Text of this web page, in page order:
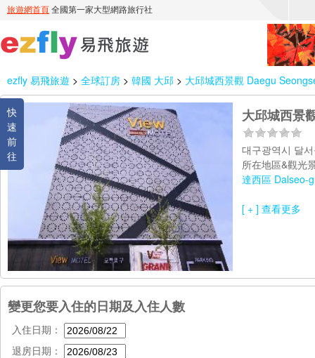
ezfly 易飛旅遊 > 全球訂房 > 韓國 大邱 > 大邱城西景觀 Daegu
快
速
前
往
大邱城西景
대구광역시 달
所在地區&觀光
達西區 Dalseo-
[ + ] 查看更多
變更您要入住的日期及入住人數
入住日期：
退房日期：